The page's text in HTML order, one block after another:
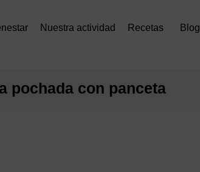
Nuestra actividad Recetas Blog
pochada con panceta